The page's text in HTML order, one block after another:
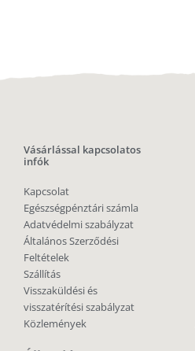
Vásárlással kapcsolatos
infók
Kapcsolat
Egészségpénztári számla
Adatvédelmi szabályzat
Általános Szerződési
Feltételek
Szállítás
Visszaküldési és
visszatérítési szabályzat
Közlemények